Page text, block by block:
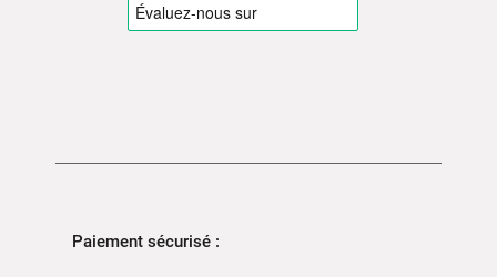
Paiement sécurisé :